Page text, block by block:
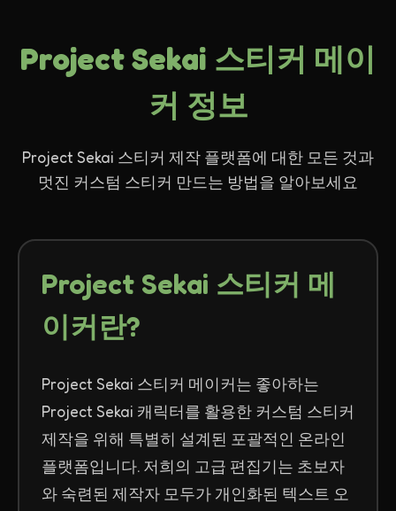
Project Sekai 스티커 메이
커 정보
Project Sekai 스티커 제작 플랫폼에 대한 모든 것과
멋진 커스텀 스티커 만드는 방법을 알아보세요
Project Sekai 스티커 메
이커란?
Project Sekai 스티커 메이커는 좋아하는
Project Sekai 캐릭터를 활용한 커스텀 스티커
제작을 위해 특별히 설계된 포괄적인 온라인
플랫폼입니다. 저희의 고급 편집기는 초보자
와 숙련된 제작자 모두가 개인화된 텍스트 오